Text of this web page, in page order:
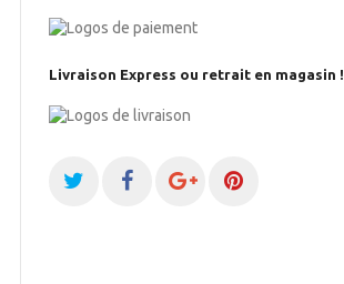
Livraison Express ou retrait en magasin !